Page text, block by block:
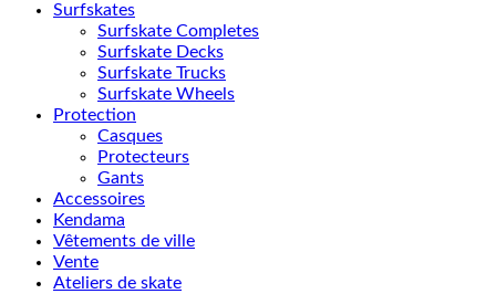
Surfskates
Surfskate Completes
Surfskate Decks
Surfskate Trucks
Surfskate Wheels
Protection
Casques
Protecteurs
Gants
Accessoires
Kendama
Vêtements de ville
Vente
Ateliers de skate